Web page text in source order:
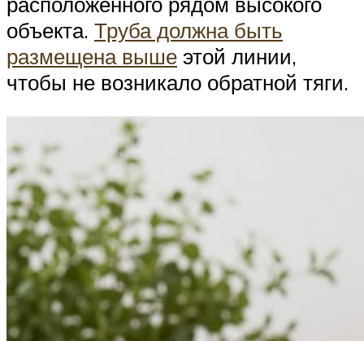
объекта. Труба должна быть
размещена выше этой линии,
чтобы не возникало обратной тяги.